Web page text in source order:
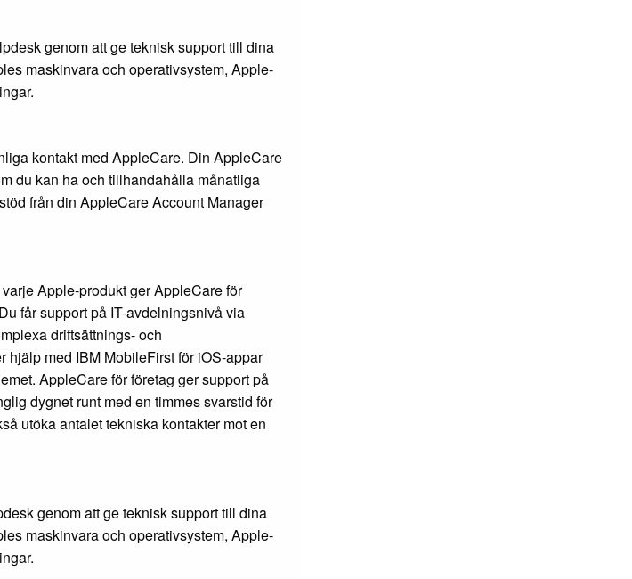
genom att ge teknisk support till dina
maskinvara och operativsystem, Apple-
kontakt med AppleCare. Din AppleCare
du kan ha och tillhandahålla månatliga
från din AppleCare Account Manager
Apple-produkt ger AppleCare för
får support på IT-avdelningsnivå via
driftsättnings- och
hjälp med IBM MobileFirst för iOS-appar
AppleCare för företag ger support på
dygnet runt med en timmes svarstid för
utöka antalet tekniska kontakter mot en
genom att ge teknisk support till dina
maskinvara och operativsystem, Apple-